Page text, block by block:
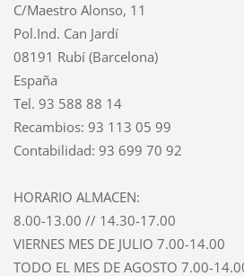
C/Maestro Alonso, 11
Pol.Ind. Can Jardí
08191 Rubí (Barcelona)
España
Tel. 93 588 88 14
Recambios: 93 113 05 99
Contabilidad: 93 699 70 92
HORARIO ALMACEN:
8.00-13.00 // 14.30-17.00
VIERNES MES DE JULIO 7.00-14.00
TODO EL MES DE AGOSTO 7.00-